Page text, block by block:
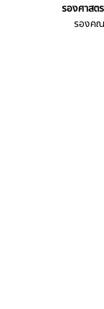
รองศาสต
รองค